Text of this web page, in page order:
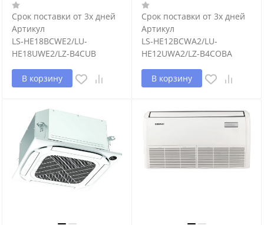
Срок поставки от 3х дней
Артикул
LS-HE18BCWE2/LU-
HE18UWE2/LZ-B4CUB
В корзину
Срок поставки от 3х дней
Артикул
LS-HE12BCWA2/LU-
HE12UWA2/LZ-B4COBA
В корзину